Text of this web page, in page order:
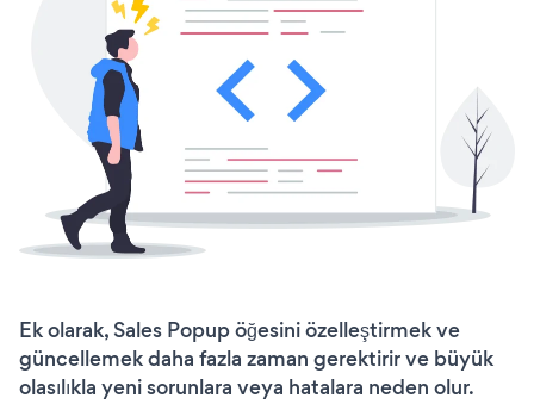
Ek olarak, Sales Popup öğesini özelleştirmek ve
güncellemek daha fazla zaman gerektirir ve büyük
olasılıkla yeni sorunlara veya hatalara neden olur.